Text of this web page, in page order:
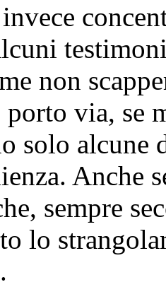
invece
non
via, se
solo alcune
Anche
sempre
lo